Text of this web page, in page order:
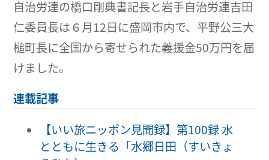
自治労連の橋口剛典書記長と岩手自治労連吉田
仁委員長は６月12日に盛岡市内で、平野公三大
槌町長に全国から寄せられた義援金50万円を届
けました。
連載記事
【いい旅ニッポン見聞録】第100録 水
とともに生きる「水郷日田（すいきょ